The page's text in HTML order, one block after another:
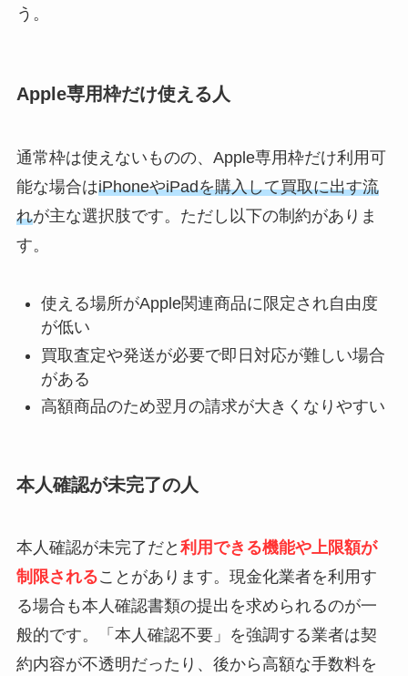
う。
Apple専用枠だけ使える人
通常枠は使えないものの、Apple専用枠だけ利用可
能な場合はiPhoneやiPadを購入して買取に出す流
れが主な選択肢です。ただし以下の制約がありま
す。
使える場所がApple関連商品に限定され自由度
が低い
買取査定や発送が必要で即日対応が難しい場合
がある
高額商品のため翌月の請求が大きくなりやすい
本人確認が未完了の人
本人確認が未完了だと 利用できる機能や上限額が
制限されることがあります。現金化業者を利用す
る場合も本人確認書類の提出を求められるのが一
般的です。「本人確認不要」を強調する業者は契
約内容が不透明だったり、後から高額な手数料を